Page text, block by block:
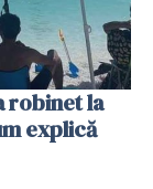
robinet la
explică